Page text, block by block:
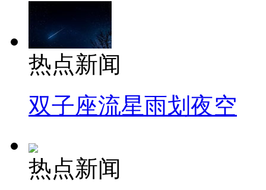
热点新闻
双子座流星雨划夜空
热点新闻